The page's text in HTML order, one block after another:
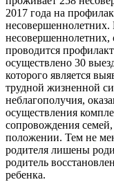
2017 года на
несовершеннолетних,
проводится
осуществлено 30
которого является
трудной жизненной
неблагополучия,
осуществления
сопровождения
положении. Тем не
родителя лишены
родитель
ребенка.